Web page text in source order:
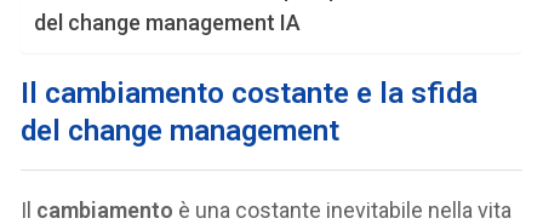
del change management IA
Il cambiamento costante e la sfida
del change management
Il cambiamento è una costante inevitabile nella vita